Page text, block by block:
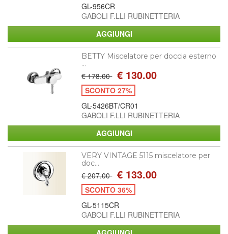
GL-956CR
GABOLI F.LLI RUBINETTERIA
BETTY Miscelatore per doccia esterno
...
€ 178.00 € 130.00
SCONTO 27%
GL-5426BT/CR01
GABOLI F.LLI RUBINETTERIA
VERY VINTAGE 5115 miscelatore per
doc...
€ 207.00 € 133.00
SCONTO 36%
GL-5115CR
GABOLI F.LLI RUBINETTERIA